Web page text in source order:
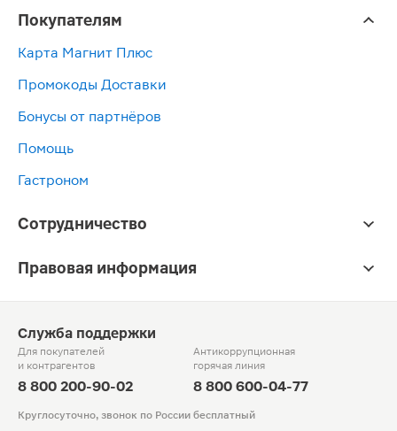
Покупателям
Карта Магнит Плюс
Промокоды Доставки
Бонусы от партнёров
Помощь
Гастроном
Сотрудничество
Правовая информация
Служба поддержки
Для покупателей
и контрагентов
8 800 200-90-02
Антикоррупционная
горячая линия
8 800 600-04-77
Круглосуточно, звонок по России бесплатный